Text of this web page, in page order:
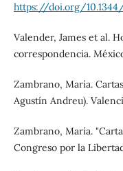
https://doi.org/10.1344/
Valender, James et al.
correspondencia.
Zambrano, María.
Agustín Andreu).
Zambrano, María.
Congreso por la